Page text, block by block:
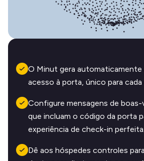
O Minut gera automaticamente
acesso à porta, único para cada
Configure mensagens de boas-
que incluam o código da porta
experiência de check-in perfeita.
Dê aos hóspedes controles